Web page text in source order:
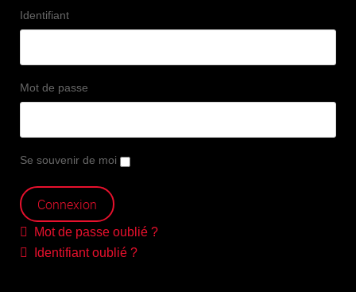
Identifiant
Mot de passe
Se souvenir de moi
Mot de passe oublié ?
Identifiant oublié ?